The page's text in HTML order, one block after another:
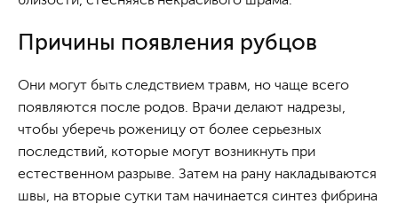
Причины появления рубцов
Они могут быть следствием травм, но чаще всего
появляются после родов. Врачи делают надрезы,
чтобы уберечь роженицу от более серьезных
последствий, которые могут возникнуть при
естественном разрыве. Затем на рану накладываются
швы, на вторые сутки там начинается синтез фибрина